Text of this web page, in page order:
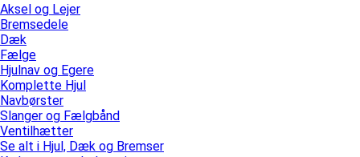
Aksel og Lejer
Bremsedele
Dæk
Fælge
Hjulnav og Egere
Komplette Hjul
Navbørster
Slanger og Fælgbånd
Ventilhætter
Se alt i Hjul, Dæk og Bremser